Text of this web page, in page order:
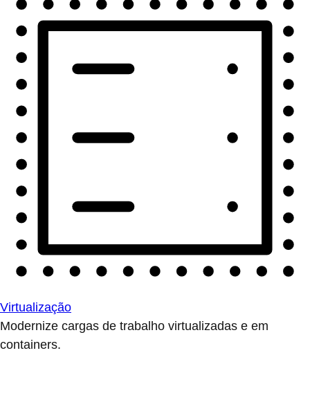
Virtualização
Modernize cargas de trabalho virtualizadas e em
containers.